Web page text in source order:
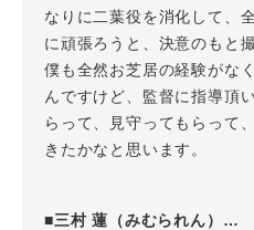
なりに二葉役を消化して、
に頑張ろうと、決意のもと
僕も全然お芝居の経験がな
んですけど、監督に指導頂
らって、見守ってもらって
きたかなと思います。
■三村 蓮（みむられん）…